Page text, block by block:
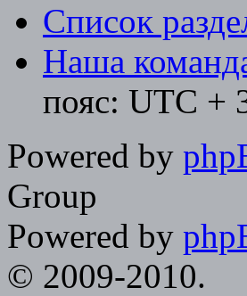
Список
Наша
пояс: UTC +
Powered by
Group
Powered by
© 2009-2010.